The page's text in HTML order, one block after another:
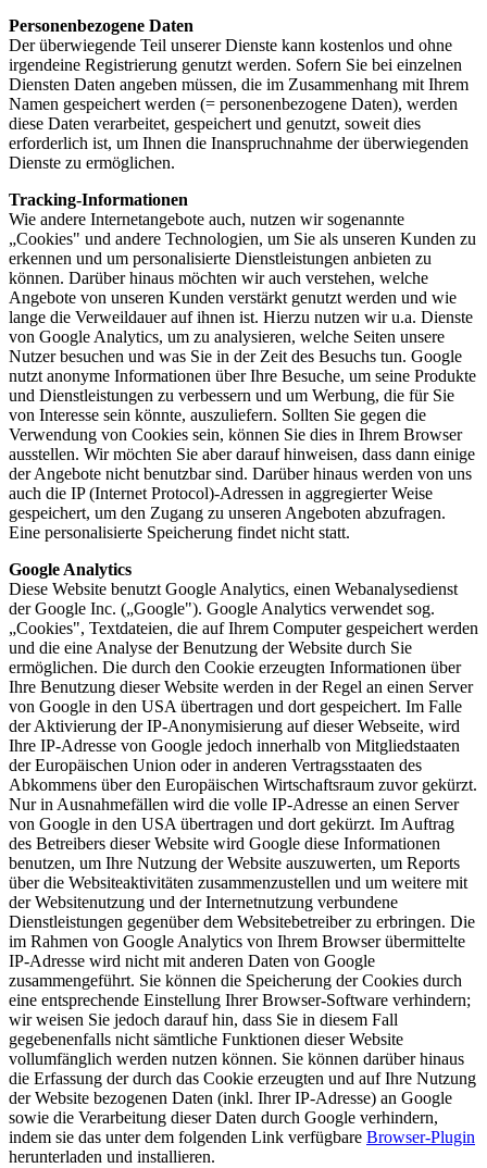
Personenbezogene Daten
Der überwiegende Teil unserer Dienste kann kostenlos und ohne
irgendeine Registrierung genutzt werden. Sofern Sie bei einzelnen
Diensten Daten angeben müssen, die im Zusammenhang mit Ihrem
Namen gespeichert werden (= personenbezogene Daten), werden
diese Daten verarbeitet, gespeichert und genutzt, soweit dies
erforderlich ist, um Ihnen die Inanspruchnahme der überwiegenden
Dienste zu ermöglichen.
Tracking-Informationen
Wie andere Internetangebote auch, nutzen wir sogenannte
„Cookies" und andere Technologien, um Sie als unseren Kunden zu
erkennen und um personalisierte Dienstleistungen anbieten zu
können. Darüber hinaus möchten wir auch verstehen, welche
Angebote von unseren Kunden verstärkt genutzt werden und wie
lange die Verweildauer auf ihnen ist. Hierzu nutzen wir u.a. Dienste
von Google Analytics, um zu analysieren, welche Seiten unsere
Nutzer besuchen und was Sie in der Zeit des Besuchs tun. Google
nutzt anonyme Informationen über Ihre Besuche, um seine Produkte
und Dienstleistungen zu verbessern und um Werbung, die für Sie
von Interesse sein könnte, auszuliefern. Sollten Sie gegen die
Verwendung von Cookies sein, können Sie dies in Ihrem Browser
ausstellen. Wir möchten Sie aber darauf hinweisen, dass dann einige
der Angebote nicht benutzbar sind. Darüber hinaus werden von uns
auch die IP (Internet Protocol)-Adressen in aggregierter Weise
gespeichert, um den Zugang zu unseren Angeboten abzufragen.
Eine personalisierte Speicherung findet nicht statt.
Google Analytics
Diese Website benutzt Google Analytics, einen Webanalysedienst
der Google Inc. („Google"). Google Analytics verwendet sog.
„Cookies", Textdateien, die auf Ihrem Computer gespeichert werden
und die eine Analyse der Benutzung der Website durch Sie
ermöglichen. Die durch den Cookie erzeugten Informationen über
Ihre Benutzung dieser Website werden in der Regel an einen Server
von Google in den USA übertragen und dort gespeichert. Im Falle
der Aktivierung der IP-Anonymisierung auf dieser Webseite, wird
Ihre IP-Adresse von Google jedoch innerhalb von Mitgliedstaaten
der Europäischen Union oder in anderen Vertragsstaaten des
Abkommens über den Europäischen Wirtschaftsraum zuvor gekürzt.
Nur in Ausnahmefällen wird die volle IP-Adresse an einen Server
von Google in den USA übertragen und dort gekürzt. Im Auftrag
des Betreibers dieser Website wird Google diese Informationen
benutzen, um Ihre Nutzung der Website auszuwerten, um Reports
über die Websiteaktivitäten zusammenzustellen und um weitere mit
der Websitenutzung und der Internetnutzung verbundene
Dienstleistungen gegenüber dem Websitebetreiber zu erbringen. Die
im Rahmen von Google Analytics von Ihrem Browser übermittelte
IP-Adresse wird nicht mit anderen Daten von Google
zusammengeführt. Sie können die Speicherung der Cookies durch
eine entsprechende Einstellung Ihrer Browser-Software verhindern;
wir weisen Sie jedoch darauf hin, dass Sie in diesem Fall
gegebenenfalls nicht sämtliche Funktionen dieser Website
vollumfänglich werden nutzen können. Sie können darüber hinaus
die Erfassung der durch das Cookie erzeugten und auf Ihre Nutzung
der Website bezogenen Daten (inkl. Ihrer IP-Adresse) an Google
sowie die Verarbeitung dieser Daten durch Google verhindern,
indem sie das unter dem folgenden Link verfügbare Browser-Plugin
herunterladen und installieren.